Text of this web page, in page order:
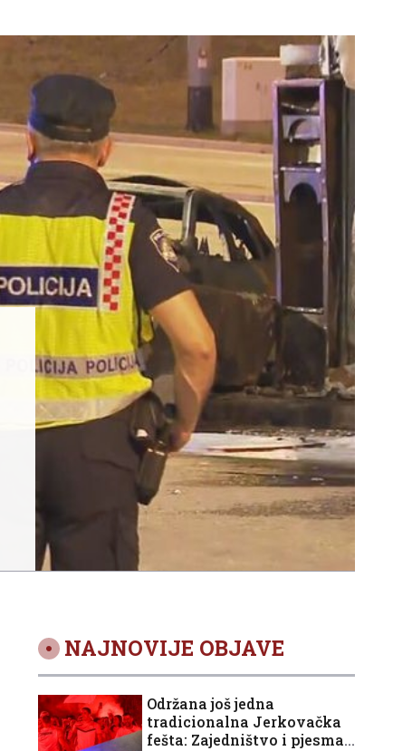
NAJNOVIJE OBJAVE
Održana još jedna
tradicionalna Jerkovačka
fešta: Zajedništvo i pjesma